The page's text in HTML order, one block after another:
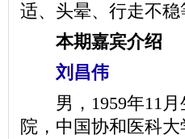
适、头晕、行走不稳
本期嘉宾介绍
刘昌伟
男，1959年11月
院，中国协和医科